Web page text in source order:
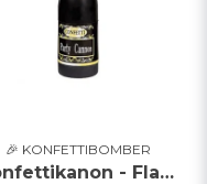
🎉 KONFETTIBOMBER
Konfettikanon - Flaska